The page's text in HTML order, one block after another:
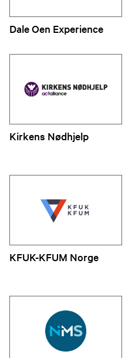
Dale Oen Experience
Kirkens Nødhjelp
KFUK-KFUM Norge